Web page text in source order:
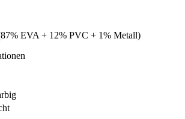
EVA + 12% PVC + 1% Metall)